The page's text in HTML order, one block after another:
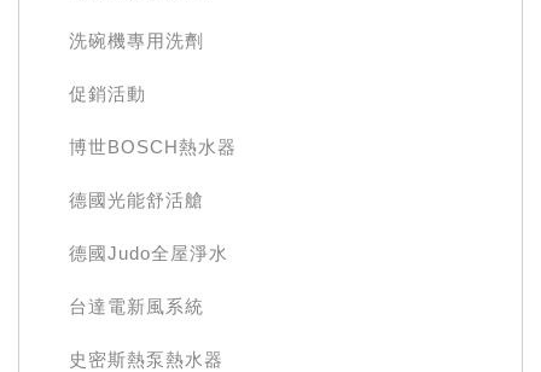
洗碗機專用洗劑
促銷活動
博世BOSCH熱水器
德國光能舒活艙
德國Judo全屋淨水
台達電新風系統
史密斯熱泵熱水器